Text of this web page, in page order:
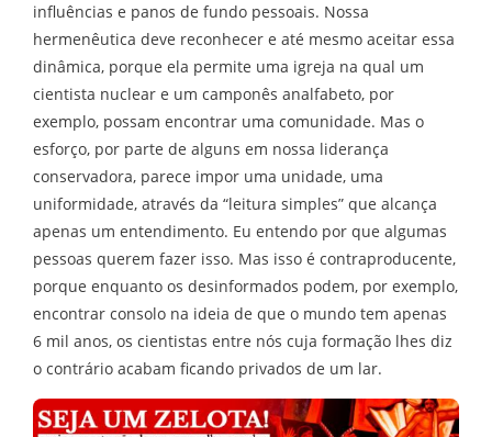
influências e panos de fundo pessoais. Nossa
hermenêutica deve reconhecer e até mesmo aceitar essa
dinâmica, porque ela permite uma igreja na qual um
cientista nuclear e um camponês analfabeto, por
exemplo, possam encontrar uma comunidade. Mas o
esforço, por parte de alguns em nossa liderança
conservadora, parece impor uma unidade, uma
uniformidade, através da “leitura simples” que alcança
apenas um entendimento. Eu entendo por que algumas
pessoas querem fazer isso. Mas isso é contraproducente,
porque enquanto os desinformados podem, por exemplo,
encontrar consolo na ideia de que o mundo tem apenas
6 mil anos, os cientistas entre nós cuja formação lhes diz
o contrário acabam ficando privados de um lar.